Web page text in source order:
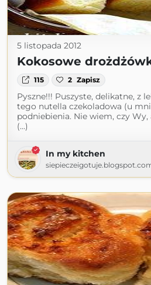
5 listopada 2012
Kokosowe
115 2 Zapisz
Pyszne!!! Puszyste, delikatne, z
tego nutella czekoladowa (u
podniebienia. Nie wiem, czy
(...)
In my kitchen